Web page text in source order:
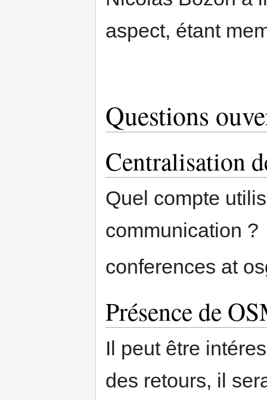
aspect, étant
Questions
Centralisation
Quel compte
communication ?
conferences at
Présence de
Il peut être
des retours, il